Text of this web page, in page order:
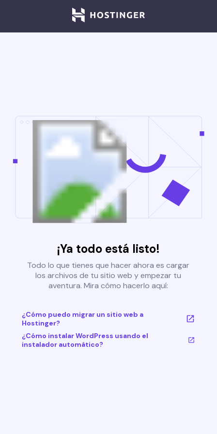
¡Ya todo está listo!
Todo lo que tienes que hacer ahora es cargar
los archivos de tu sitio web y empezar tu
aventura. Mira cómo hacerlo aquí:
¿Cómo puedo migrar un sitio web a
Hostinger?
¿Cómo instalar WordPress usando el
instalador automático?